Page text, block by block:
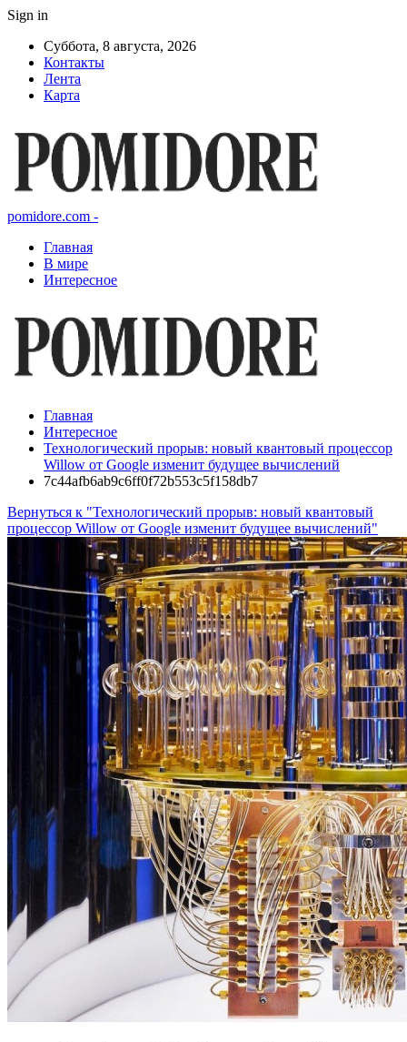
Sign in
Суббота, 8 августа, 2026
Контакты
Лента
Карта
pomidore.com -
Главная
В мире
Интересное
Главная
Интересное
Технологический прорыв: новый квантовый процессор
Willow от Google изменит будущее вычислений
7c44afb6ab9c6ff0f72b553c5f158db7
Вернуться к "Технологический прорыв: новый квантовый
процессор Willow от Google изменит будущее вычислений"